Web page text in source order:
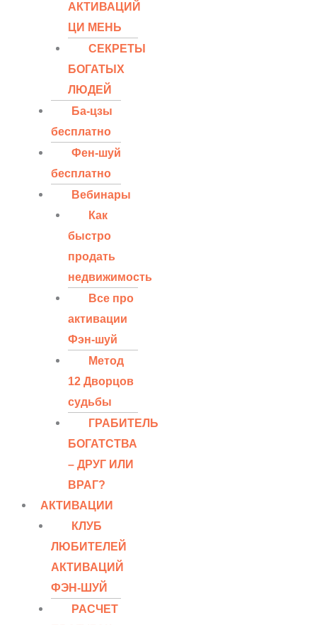
АКТИВАЦИЙ
ЦИ МЕНЬ
СЕКРЕТЫ
БОГАТЫХ
ЛЮДЕЙ
Ба-цзы
бесплатно
Фен-шуй
бесплатно
Вебинары
Как
быстро
продать
недвижимость
Все про
активации
Фэн-шуй
Метод
12 Дворцов
судьбы
ГРАБИТЕЛЬ
БОГАТСТВА
– ДРУГ ИЛИ
ВРАГ?
АКТИВАЦИИ
КЛУБ
ЛЮБИТЕЛЕЙ
АКТИВАЦИЙ
ФЭН-ШУЙ
РАСЧЕТ